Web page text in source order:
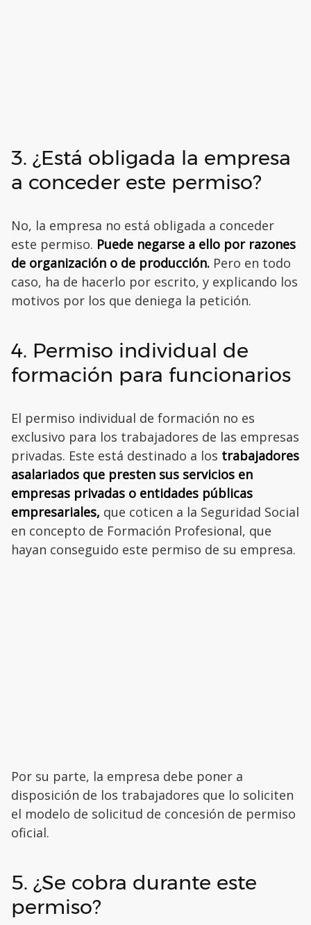
3. ¿Está obligada la empresa
a conceder este permiso?
No, la empresa no está obligada a conceder
este permiso. Puede negarse a ello por razones
de organización o de producción. Pero en todo
caso, ha de hacerlo por escrito, y explicando los
motivos por los que deniega la petición.
4. Permiso individual de
formación para funcionarios
El permiso individual de formación no es
exclusivo para los trabajadores de las empresas
privadas. Este está destinado a los trabajadores
asalariados que presten sus servicios en
empresas privadas o entidades públicas
empresariales, que coticen a la Seguridad Social
en concepto de Formación Profesional, que
hayan conseguido este permiso de su empresa.
Por su parte, la empresa debe poner a
disposición de los trabajadores que lo soliciten
el modelo de solicitud de concesión de permiso
oficial.
5. ¿Se cobra durante este
permiso?